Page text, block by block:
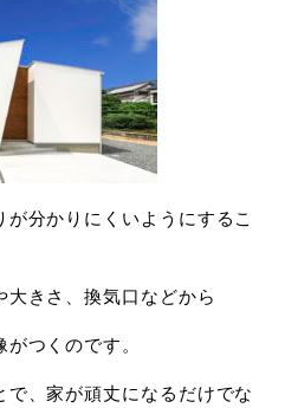
分かりにくいようにするこ
きさ、換気口などから
つくのです。
、家が頑丈になるだけでな